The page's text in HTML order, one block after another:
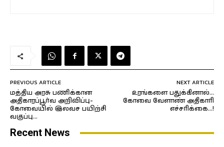
PREVIOUS ARTICLE
மத்திய அரசு பணிக்கான
அதிகாரப்பூர்வ அறிவிப்பு-
கோவையில் இலவச பயிற்சி
வகுப்பு…
NEXT ARTICLE
உரங்களை பதுக்கினால்…
கோவை வேளாண் அதிகாரி
எச்சரிக்கை…!
Recent News